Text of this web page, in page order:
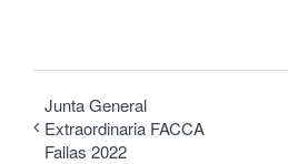
Junta General
Extraordinaria FACCA
Fallas 2022